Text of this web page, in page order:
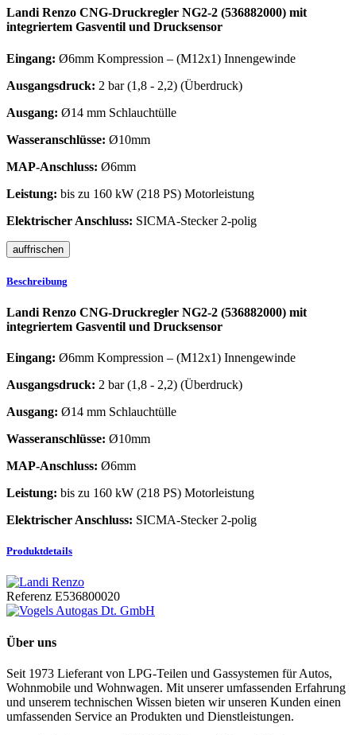
Landi Renzo CNG-Druckregler NG2-2 (536882000) mit
integriertem Gasventil und Drucksensor
Eingang: Ø6mm Kompression – (M12x1) Innengewinde
Ausgangsdruck: 2 bar (1,8 - 2,2) (Überdruck)
Ausgang: Ø14 mm Schlauchtülle
Wasseranschlüsse: Ø10mm
MAP-Anschluss: Ø6mm
Leistung: bis zu 160 kW (218 PS) Motorleistung
Elektrischer Anschluss: SICMA-Stecker 2-polig
Beschreibung
Landi Renzo CNG-Druckregler NG2-2 (536882000) mit
integriertem Gasventil und Drucksensor
Eingang: Ø6mm Kompression – (M12x1) Innengewinde
Ausgangsdruck: 2 bar (1,8 - 2,2) (Überdruck)
Ausgang: Ø14 mm Schlauchtülle
Wasseranschlüsse: Ø10mm
MAP-Anschluss: Ø6mm
Leistung: bis zu 160 kW (218 PS) Motorleistung
Elektrischer Anschluss: SICMA-Stecker 2-polig
Produktdetails
Referenz E536800020
Über uns
Seit 1973 Lieferant von LPG-Teilen und Gassystemen für Autos,
Wohnmobile und Wohnwagen. Mit unserer umfassenden Erfahrung
und unserem technischen Wissen bieten wir unseren Kunden einen
umfassenden Service an Produkten und Dienstleistungen.